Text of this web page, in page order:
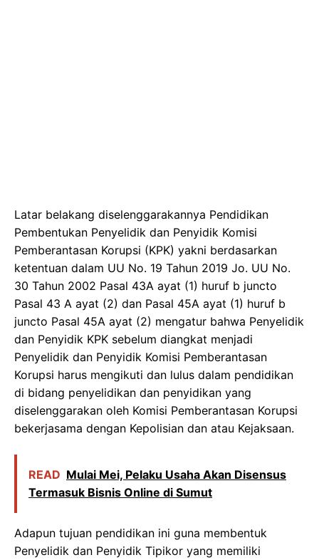
Latar belakang diselenggarakannya Pendidikan
Pembentukan Penyelidik dan Penyidik Komisi
Pemberantasan Korupsi (KPK) yakni berdasarkan
ketentuan dalam UU No. 19 Tahun 2019 Jo. UU No.
30 Tahun 2002 Pasal 43A ayat (1) huruf b juncto
Pasal 43 A ayat (2) dan Pasal 45A ayat (1) huruf b
juncto Pasal 45A ayat (2) mengatur bahwa Penyelidik
dan Penyidik KPK sebelum diangkat menjadi
Penyelidik dan Penyidik Komisi Pemberantasan
Korupsi harus mengikuti dan lulus dalam pendidikan
di bidang penyelidikan dan penyidikan yang
diselenggarakan oleh Komisi Pemberantasan Korupsi
bekerjasama dengan Kepolisian dan atau Kejaksaan.
READ Mulai Mei, Pelaku Usaha Akan Disensus
Termasuk Bisnis Online di Sumut
Adapun tujuan pendidikan ini guna membentuk
Penyelidik dan Penyidik Tipikor yang memiliki